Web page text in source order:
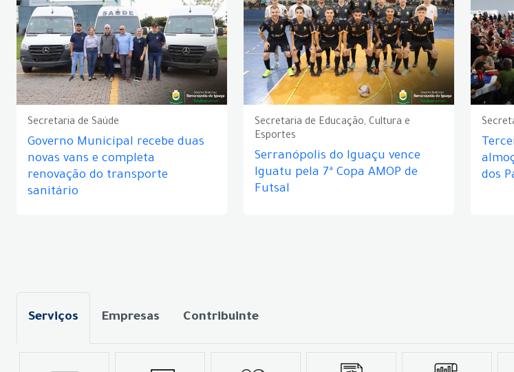
Secretaria de Saúde
Governo Municipal recebe duas
novas vans e completa
renovação do transporte
sanitário
Secretaria de Educação, Cultura e
Esportes
Serranópolis do Iguaçu vence
Iguatu pela 7ª Copa AMOP de
Futsal
dos
Serviços Empresas Contribuinte